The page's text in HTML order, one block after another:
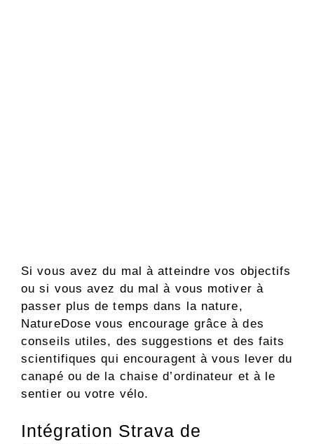
Si vous avez du mal à atteindre vos objectifs
ou si vous avez du mal à vous motiver à
passer plus de temps dans la nature,
NatureDose vous encourage grâce à des
conseils utiles, des suggestions et des faits
scientifiques qui encouragent à vous lever du
canapé ou de la chaise d’ordinateur et à le
sentier ou votre vélo.
Intégration Strava de